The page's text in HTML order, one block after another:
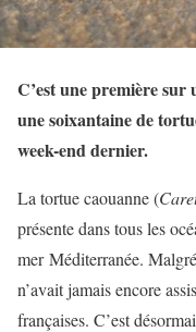
C’est une première
une soixantaine de
week-end dernier.
La tortue caouanne (
présente dans tous les
mer Méditerranée.
n’avait jamais encore
françaises. C’est